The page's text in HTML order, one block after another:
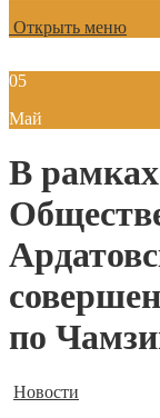
Открыть меню
05
Май
В рамках
по
Новости